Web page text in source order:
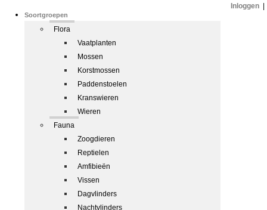
Soortgroepen
Flora
Vaatplanten
Mossen
Korstmossen
Paddenstoelen
Kranswieren
Wieren
Fauna
Zoogdieren
Reptielen
Amfibieën
Vissen
Dagvlinders
Nachtvlinders
Inloggen